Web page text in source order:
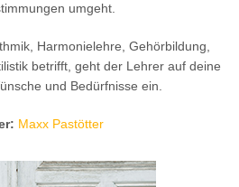
umgeht.
Harmonielehre, Gehörbildung,
betrifft, geht der Lehrer auf deine
und Bedürfnisse ein.
Maxx Pastötter